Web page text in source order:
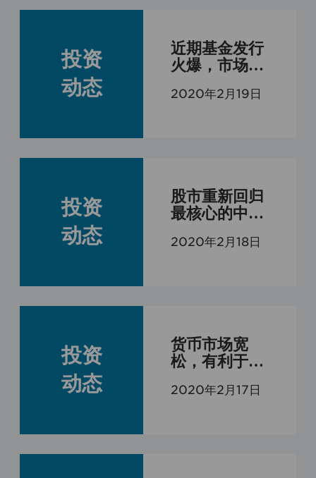
投资
动态
近期基金发行
火爆，市场中
2020年2月19日
投资
动态
股市重新回归
最核心的中长
和企业的成长
2020年2月18日
投资
动态
货币市场宽
松，有利于企
资本市场活力
2020年2月17日